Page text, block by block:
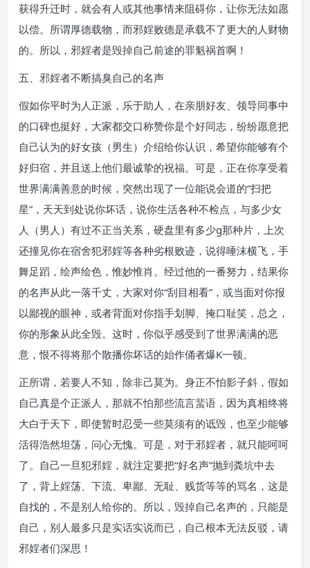
获得升迁时，就会有人或其他事情来阻碍你，让你无法如愿
以偿。所谓厚德载物，而邪婬败德是承载不了更大的人财物
的。所以，邪婬者是毁掉自己前途的罪魁祸首啊！
五、邪婬者不断搞臭自己的名声
假如你平时为人正派，乐于助人，在亲朋好友、领导同事中
的口碑也挺好，大家都交口称赞你是个好同志，纷纷愿意把
自己认为的好女孩（男生）介绍给你认识，希望你能够有个
好归宿，并且送上他们最诚挚的祝福。可是，正在你享受着
世界满满善意的时候，突然出现了一位能说会道的“扫把
星”，天天到处说你坏话，说你生活各种不检点，与多少女
人（男人）有过不正当关系，硬盘里有多少g那种片，上次
还撞见你在宿舍犯邪婬等各种劣根败迹，说得唾沫横飞，手
舞足蹈，绘声绘色，惟妙惟肖。经过他的一番努力，结果你
的名声从此一落千丈，大家对你“刮目相看”，或当面对你报
以鄙视的眼神，或者背面对你指手划脚、掩口耻笑，总之，
你的形象从此全毁。这时，你似乎感受到了世界满满的恶
意，恨不得将那个散播你坏话的始作俑者爆K一顿。
正所谓，若要人不知，除非己莫为。身正不怕影子斜，假如
自己真是个正派人，那就不怕那些流言蜚语，因为真相终将
大白于天下，即使暂时忍受一些莫须有的诋毁，也至少能够
活得浩然坦荡，问心无愧。可是，对于邪婬者，就只能呵呵
了。自己一旦犯邪婬，就注定要把“好名声”抛到粪坑中去
了，背上婬荡、下流、卑鄙、无耻、贱货等等的骂名，这是
自找的，不是别人给你的。所以，毁掉自己名声的，只能是
自己，别人最多只是实话实说而已，自己根本无法反驳，请
邪婬者们深思！